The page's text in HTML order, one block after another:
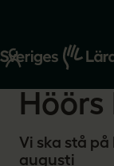
Start
Om oss
2026-05-19
Vi ska stå
augusti